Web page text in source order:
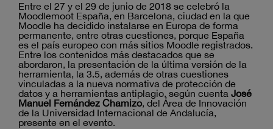
Entre el 27 y el 29 de junio de 2018 se celebró la
Moodlemoot España, en Barcelona, ciudad en la que
Moodle ha decidido instalarse en Europa de forma
permanente, entre otras cuestiones, porque España
es el país europeo con más sitios Moodle registrados.
Entre los contenidos más destacados que se
abordaron, la presentación de la última versión de la
herramienta, la 3.5, además de otras cuestiones
vinculadas a la nueva normativa de protección de
datos y a herramientas antiplagio, según cuenta José
Manuel Fernández Chamizo, del Área de Innovación
de la Universidad Internacional de Andalucía,
presente en el evento.